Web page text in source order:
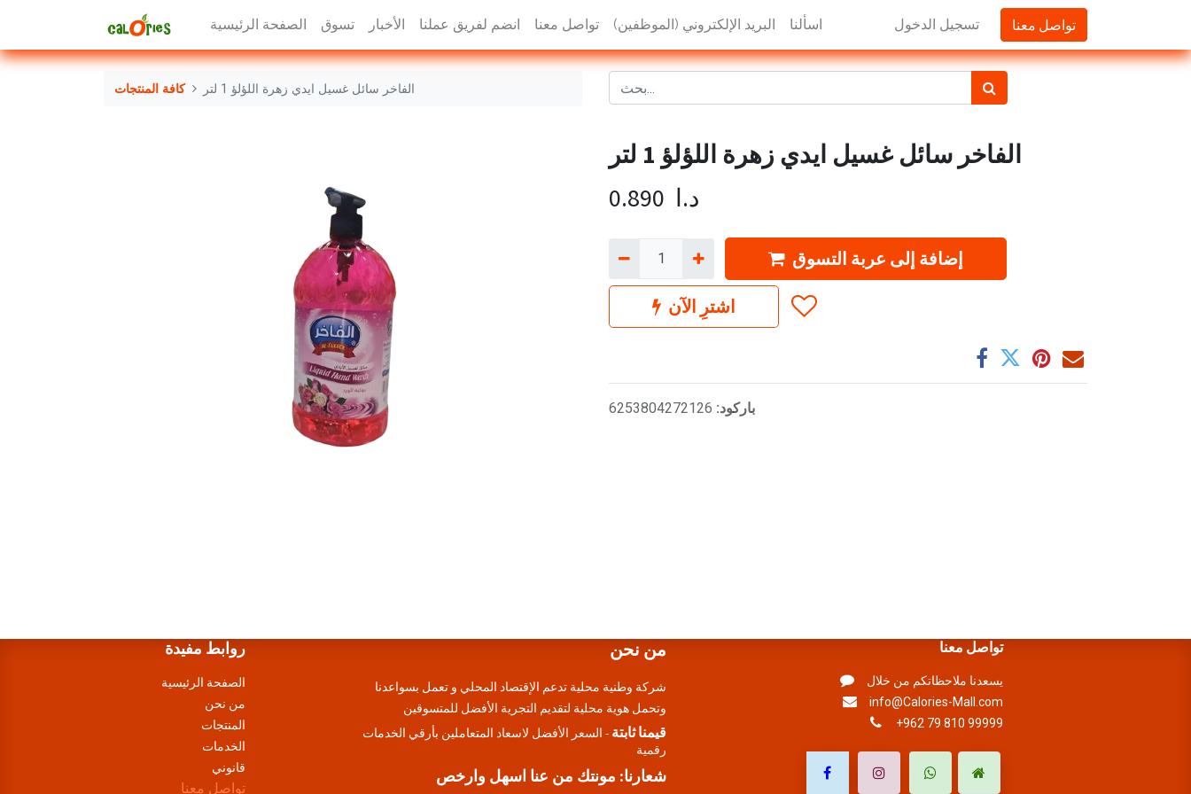
الصفحة الرئيسية تسوق الأخبار انضم لفريق عملنا تواصل معنا البريد الإلكتروني (الموظفين) اسألنا تسجيل الدخول تواصل معنا
كافة المنتجات الفاخر سائل غسيل ايدي زهرة اللؤلؤ 1 لتر
الفاخر سائل غسيل ايدي زهرة اللؤلؤ 1 لتر
0.890 د.ا
إضافة إلى عربة التسوق
اشترِ الآن
باركود: 6253804272126
روابط مفيدة
الصفحة الرئيسية
من نحن
المنتجات
الخدمات
قانوني
تواصل معنا
من نحن
شركة وطنية محلية تدعم الإقتصاد المحلي و تعمل بسواعدنا
وتحمل هوية محلية لتقديم التجرية الأفضل للمتسوقين
قيمنا ثابتة - السعر الأفضل لاسعاد المتعاملين بأرقي الخدمات
رقمية
شعارنا: مونتك من عنا اسهل وارخص
تواصل معنا
يسعدنا ملاحظاتكم من خلال
info@Calories-Mall.com
+962 79 810 99999